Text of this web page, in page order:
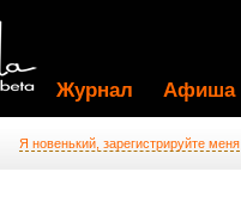
Журнал Афиша
Я новенький, зарегистрируйте меня